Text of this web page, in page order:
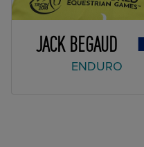
JACK BEGAUD
ENDURO